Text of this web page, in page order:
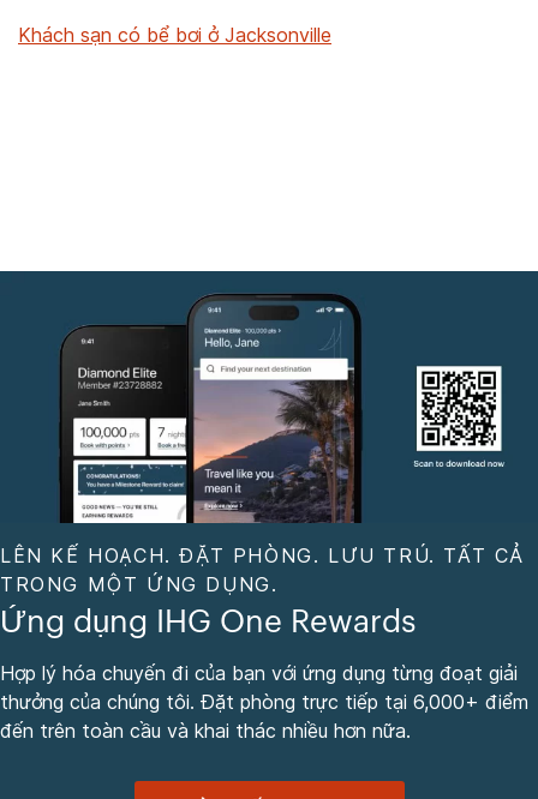
Khách sạn có bể bơi ở Jacksonville
LÊN KẾ HOẠCH. ĐẶT PHÒNG. LƯU TRÚ. TẤT CẢ
TRONG MỘT ỨNG DỤNG.
Ứng dụng IHG One Rewards
Hợp lý hóa chuyến đi của bạn với ứng dụng từng đoạt giải
thưởng của chúng tôi. Đặt phòng trực tiếp tại 6,000+ điểm
đến trên toàn cầu và khai thác nhiều hơn nữa.